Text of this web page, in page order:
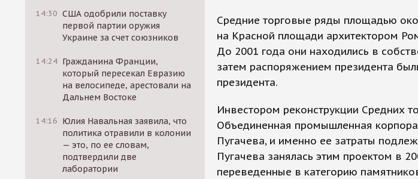
14:30 США одобрили поставку
первой партии оружия
Украине за счет союзников
14:24 Гражданина Франции,
который пересекал Евразию
на велосипеде, арестовали на
Дальнем Востоке
14:16 Юлия Навальная заявила, что
политика отравили в колонии
— это, по ее словам,
подтвердили две
лаборатории
Средние торговые ряды площадью
на Красной площади архитектором
До 2001 года они находились в
затем распоряжением президента
президента.
Инвестором реконструкции Средних
Объединенная промышленная
Пугачева, и именно ее затраты
Пугачева занялась этим проектом в
переведенные в категорию